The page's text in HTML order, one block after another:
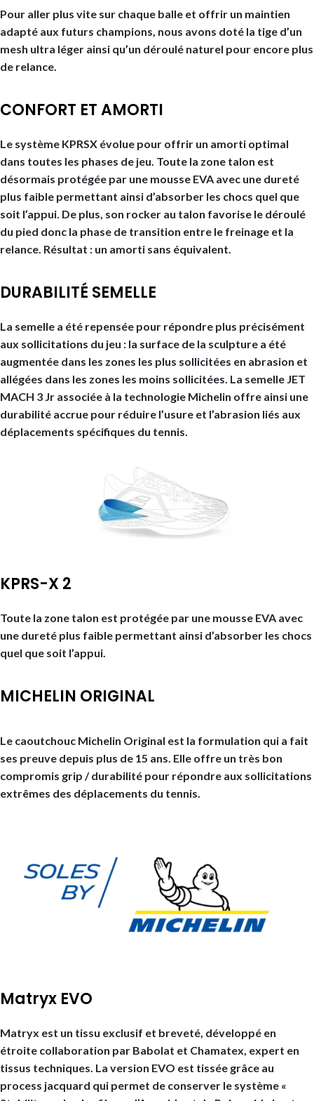
Pour aller plus vite sur chaque balle et offrir un maintien
adapté aux futurs champions, nous avons doté la tige d’un
mesh ultra léger ainsi qu’un déroulé naturel pour encore plus
de relance.
CONFORT ET AMORTI
Le système KPRSX évolue pour offrir un amorti optimal
dans toutes les phases de jeu. Toute la zone talon est
désormais protégée par une mousse EVA avec une dureté
plus faible permettant ainsi d’absorber les chocs quel que
soit l’appui. De plus, son rocker au talon favorise le déroulé
du pied donc la phase de transition entre le freinage et la
relance. Résultat : un amorti sans équivalent.
DURABILITÉ SEMELLE
La semelle a été repensée pour répondre plus précisément
aux sollicitations du jeu : la surface de la sculpture a été
augmentée dans les zones les plus sollicitées en abrasion et
allégées dans les zones les moins sollicitées. La semelle JET
MACH 3 Jr associée à la technologie Michelin offre ainsi une
durabilité accrue pour réduire l’usure et l’abrasion liés aux
déplacements spécifiques du tennis.
KPRS-X 2
Toute la zone talon est protégée par une mousse EVA avec
une dureté plus faible permettant ainsi d’absorber les chocs
quel que soit l’appui.
MICHELIN ORIGINAL
Le caoutchouc Michelin Original est la formulation qui a fait
ses preuve depuis plus de 15 ans. Elle offre un très bon
compromis grip / durabilité pour répondre aux sollicitations
extrêmes des déplacements du tennis.
Matryx EVO
Matryx est un tissu exclusif et breveté, développé en
étroite collaboration par Babolat et Chamatex, expert en
tissus techniques. La version EVO est tissée grâce au
process jacquard qui permet de conserver le système «